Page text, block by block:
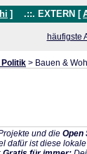
] .::. EXTERN [
häufigste
> Bauen &
und die Open
dafür ist diese